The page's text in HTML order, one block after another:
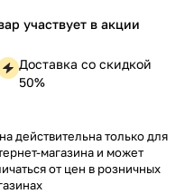
участвует в акции
Доставка со скидкой
50%
действительна только для
магазина и может
от цен в розничных